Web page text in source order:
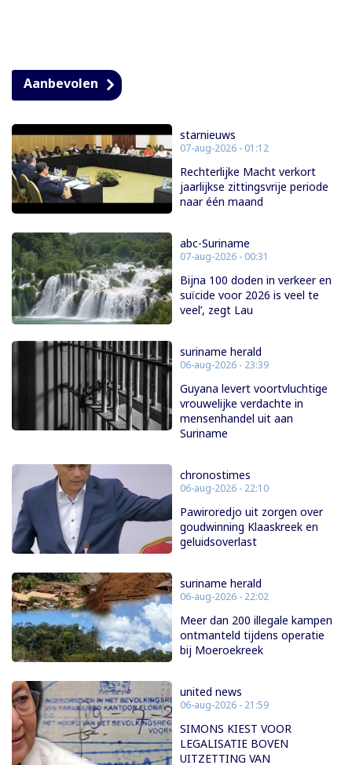
Aanbevolen
starnieuws
07-aug-2026 - 01:12
Rechterlijke Macht verkort
jaarlijkse zittingsvrije periode
naar één maand
abc-Suriname
07-aug-2026 - 00:31
Bijna 100 doden in verkeer en
suïcide voor 2026 is veel te
veel’, zegt Lau
suriname herald
06-aug-2026 - 23:39
Guyana levert voortvluchtige
vrouwelijke verdachte in
mensenhandel uit aan
Suriname
chronostimes
06-aug-2026 - 22:10
Pawiroredjo uit zorgen over
goudwinning Klaaskreek en
geluidsoverlast
suriname herald
06-aug-2026 - 22:02
Meer dan 200 illegale kampen
ontmanteld tijdens operatie
bij Moeroekreek
united news
06-aug-2026 - 21:59
SIMONS KIEST VOOR
LEGALISATIE BOVEN
UITZETTING VAN